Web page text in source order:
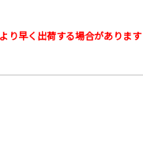
り早く出荷する場合があります